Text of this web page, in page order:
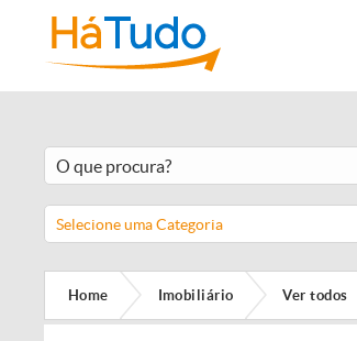
Selecione uma Categoria
Home Imobiliário Ver todos